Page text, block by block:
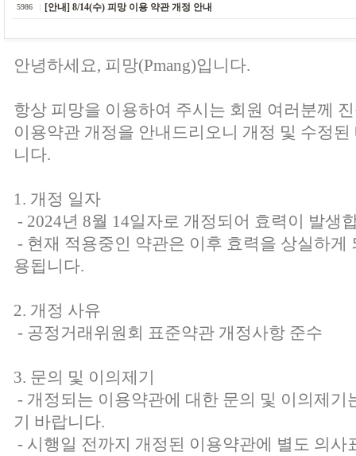
5986 [안내] 8/14(수) 피망 이용 약관 개정 안내
안녕하세요, 피망(Pmang)입니다.
항상 피망을 이용하여 주시는 회원 여러분께
이용약관 개정을 안내드리오니 개정 및 수정
니다.
1. 개정 일자
- 2024년 8월 14일자로 개정되어 효력이 발생
- 현재 적용중인 약관은 이후 효력을 상실하게
용됩니다.
2. 개정 사유
- 공정거래위원회 표준약관 개정사항 준수
3. 문의 및 이의제기
- 개정되는 이용약관에 대한 문의 및 이의제기
기 바랍니다.
- 시행일 전까지 개정된 이용약관에 별도 의사